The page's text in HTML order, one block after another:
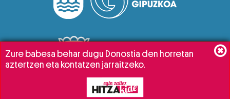
Zure babesa behar dugu Donostia den horretan
aztertzen eta kontatzen jarraitzeko.